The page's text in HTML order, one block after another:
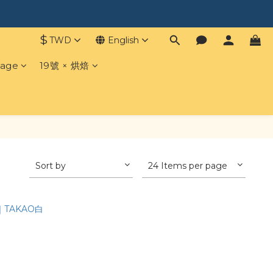
$ TWD English
19號 × 烘焙
Sort by 24 Items per page